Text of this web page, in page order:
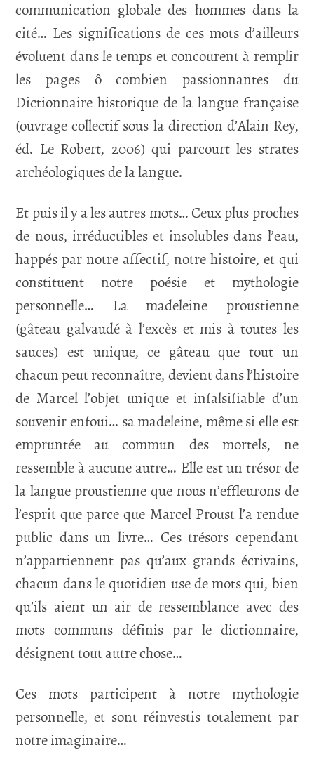
communication globale des hommes dans la
cité… Les significations de ces mots d’ailleurs
évoluent dans le temps et concourent à remplir
les pages ô combien passionnantes du
Dictionnaire historique de la langue française
(ouvrage collectif sous la direction d’Alain Rey,
éd. Le Robert, 2006) qui parcourt les strates
archéologiques de la langue.
Et puis il y a les autres mots… Ceux plus proches
de nous, irréductibles et insolubles dans l’eau,
happés par notre affectif, notre histoire, et qui
constituent notre poésie et mythologie
personnelle… La madeleine proustienne
(gâteau galvaudé à l’excès et mis à toutes les
sauces) est unique, ce gâteau que tout un
chacun peut reconnaître, devient dans l’histoire
de Marcel l’objet unique et infalsifiable d’un
souvenir enfoui… sa madeleine, même si elle est
empruntée au commun des mortels, ne
ressemble à aucune autre… Elle est un trésor de
la langue proustienne que nous n’effleurons de
l’esprit que parce que Marcel Proust l’a rendue
public dans un livre… Ces trésors cependant
n’appartiennent pas qu’aux grands écrivains,
chacun dans le quotidien use de mots qui, bien
qu’ils aient un air de ressemblance avec des
mots communs définis par le dictionnaire,
désignent tout autre chose…
Ces mots participent à notre mythologie
personnelle, et sont réinvestis totalement par
notre imaginaire…